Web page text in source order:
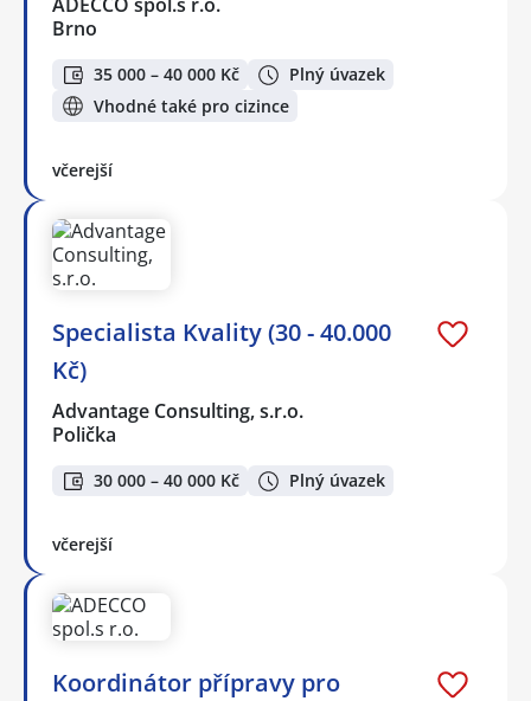
Brno
35 000 – 40 000 Kč
Plný úvazek
Vhodné také pro cizince
včerejší
Specialista Kvality (30 - 40.000
Kč)
Advantage Consulting, s.r.o.
Polička
30 000 – 40 000 Kč Plný úvazek
včerejší
Koordinátor přípravy pro